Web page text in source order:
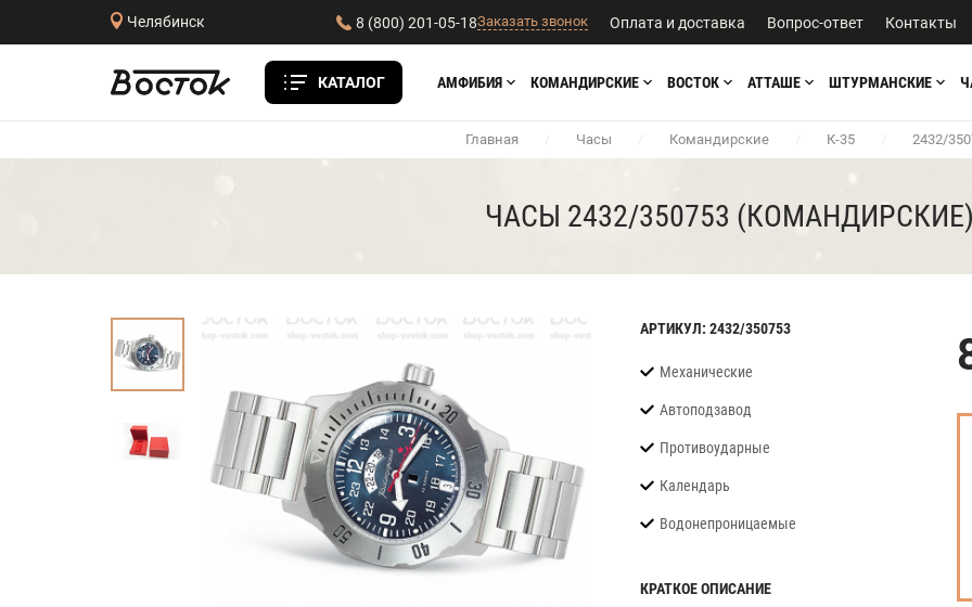
Челябинск 8 (800) 201-05-18Заказать звонок Оплата и доставка Вопрос-ответ Контакты
КАТАЛОГ АМФИБИЯ КОМАНДИРСКИЕ ВОСТОК АТТАШЕ ШТУРМАНСКИЕ
Главная / Часы / Командирские / К-35 / 2432/
ЧАСЫ 2432/350753 (КОМАНДИРСКИЕ)
АРТИКУЛ: 2432/350753
Механические
Автоподзавод
Противоударные
Календарь
Водонепроницаемые
КРАТКОЕ ОПИСАНИЕ